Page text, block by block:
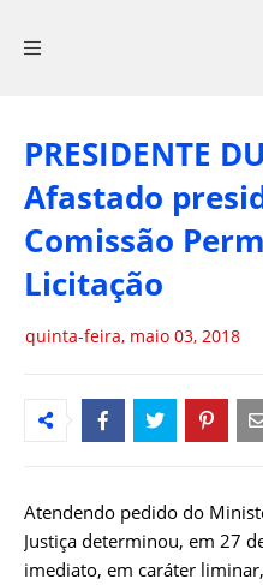
PRESIDENTE
Afastado
Comissão
Licitação
quinta-feira, maio 03, 2018
Atendendo pedido do
Justiça determinou, em 27
imediato, em caráter